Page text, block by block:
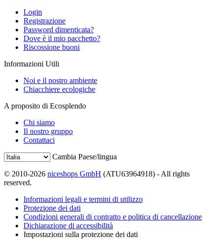
Login
Registrazione
Password dimenticata?
Dove è il mio pacchetto?
Riscossione buoni
Informazioni Utili
Noi e il nostro ambiente
Chiacchiere ecologiche
A proposito di Ecosplendo
Chi siamo
Il nostro gruppo
Contattaci
Cambia Paese/lingua
© 2010-2026 niceshops GmbH (ATU63964918) - All rights
reserved.
Informazioni legali e termini di utilizzo
Protezione dei dati
Condizioni generali di contratto e politica di cancellazione
Dichiarazione di accessibilità
Impostazioni sulla protezione dei dati